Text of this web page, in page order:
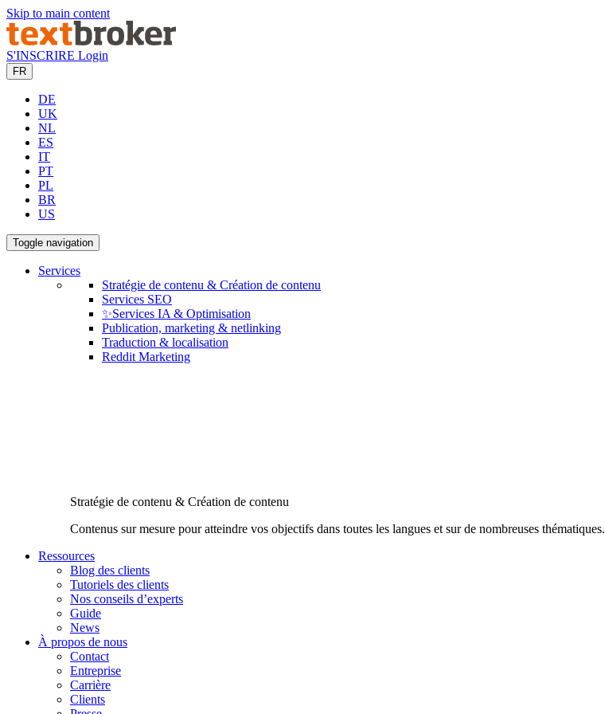
Skip to main content
S'INSCRIRE Login
FR
DE
UK
NL
ES
IT
PT
PL
BR
US
Toggle navigation
Services
Stratégie de contenu & Création de contenu
Services SEO
✨Services IA & Optimisation
Publication, marketing & netlinking
Traduction & localisation
Reddit Marketing
Stratégie de contenu & Création de contenu
Contenus sur mesure pour atteindre vos objectifs dans toutes les langues et sur de nombreuses thématiques.
Ressources
Blog des clients
Tutoriels des clients
Nos conseils d’experts
Guide
News
À propos de nous
Contact
Entreprise
Carrière
Clients